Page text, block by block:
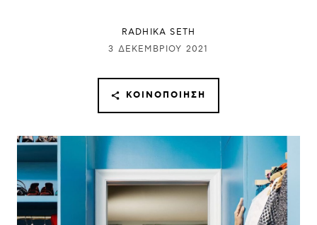
RADHIKA SETH
3 ΔΕΚΕΜΒΡΊΟΥ 2021
ΚΟΙΝΟΠΟΊΗΣΗ